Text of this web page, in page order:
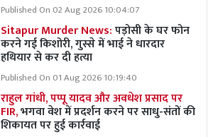
Published On 02 Aug 2026 10:04:07
Sitapur Murder News:पड़ोसी के घर फोन
करने गई किशोरी, गुस्से में भाई ने धारदार
हथियार से कर दी हत्या
Published On 01 Aug 2026 10:19:40
राहुल गांधी, पप्पू यादव और अवधेश प्रसाद पर
FIR,भगवा वेश में प्रदर्शन करने पर साधु-संतों की
शिकायत पर हुई कार्रवाई